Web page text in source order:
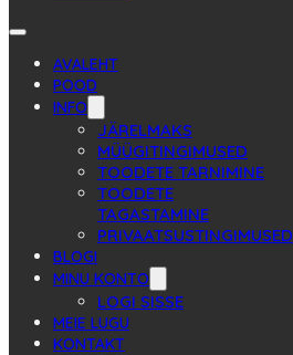
AVALEHT
POOD
INFO
JÄRELMAKS
MÜÜGITINGIMUSED
TOODETE TARNIMINE
TOODETE
TAGASTAMINE
PRIVAATSUSTINGIMUSED
BLOGI
MINU KONTO
LOGI SISSE
MEIE LUGU
KONTAKT